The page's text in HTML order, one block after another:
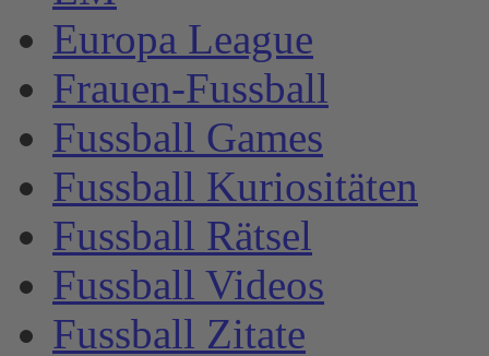
Europa League
Frauen-Fussball
Fussball Games
Fussball Kuriositäten
Fussball Rätsel
Fussball Videos
Fussball Zitate